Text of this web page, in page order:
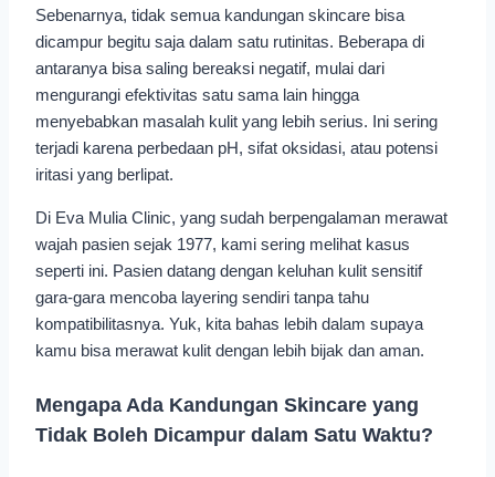
Sebenarnya, tidak semua kandungan skincare bisa
dicampur begitu saja dalam satu rutinitas. Beberapa di
antaranya bisa saling bereaksi negatif, mulai dari
mengurangi efektivitas satu sama lain hingga
menyebabkan masalah kulit yang lebih serius. Ini sering
terjadi karena perbedaan pH, sifat oksidasi, atau potensi
iritasi yang berlipat.
Di Eva Mulia Clinic, yang sudah berpengalaman merawat
wajah pasien sejak 1977, kami sering melihat kasus
seperti ini. Pasien datang dengan keluhan kulit sensitif
gara-gara mencoba layering sendiri tanpa tahu
kompatibilitasnya. Yuk, kita bahas lebih dalam supaya
kamu bisa merawat kulit dengan lebih bijak dan aman.
Mengapa Ada Kandungan Skincare yang
Tidak Boleh Dicampur dalam Satu Waktu?